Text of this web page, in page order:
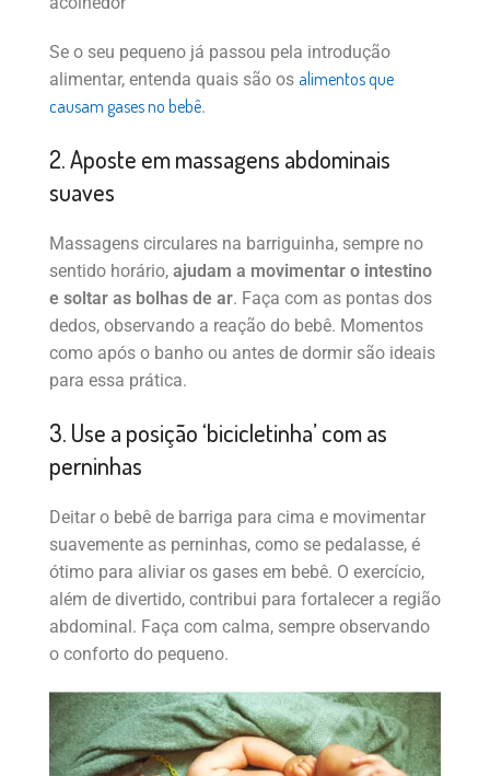
Se o seu pequeno já passou pela introdução
alimentar, entenda quais são os alimentos que
causam gases no bebê.
2. Aposte em massagens abdominais
suaves
Massagens circulares na barriguinha, sempre no
sentido horário, ajudam a movimentar o intestino
e soltar as bolhas de ar. Faça com as pontas dos
dedos, observando a reação do bebê. Momentos
como após o banho ou antes de dormir são ideais
para essa prática.
3. Use a posição ‘bicicletinha’ com as
perninhas
Deitar o bebê de barriga para cima e movimentar
suavemente as perninhas, como se pedalasse, é
ótimo para aliviar os gases em bebê. O exercício,
além de divertido, contribui para fortalecer a região
abdominal. Faça com calma, sempre observando
o conforto do pequeno.